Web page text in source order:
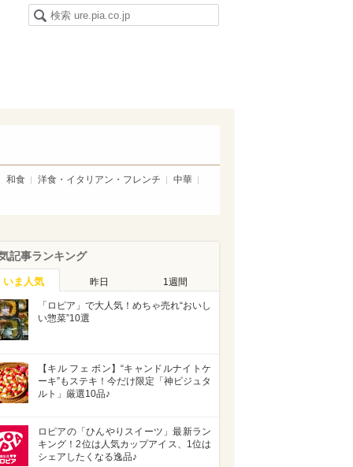
和食 洋食・イタリアン・フレンチ 中華
記事ランキング
いま人気 昨日 1週間
「ロピア」で大人気！めちゃ売れ“おいし
い惣菜”10選
【キル フェ ボン】“キャンドルナイトケ
ーキ”もステキ！今だけ限定「神ビジュタ
ルト」厳選10品♪
ロピアの「ひんやりスイーツ」最新ラン
キング！2位は人気カップアイス、1位は
シェアしたくなる逸品♪